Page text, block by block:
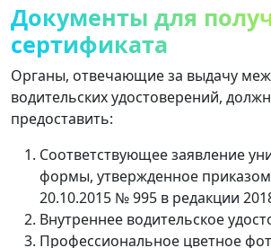
Документы для
сертификата
Органы, отвечающие за выдачу
водительских удостоверений,
предоставить:
Соответствующее заявление
формы, утвержденное
20.10.2015 № 995 в редакции
Внутреннее водительское
Профессиональное цветное